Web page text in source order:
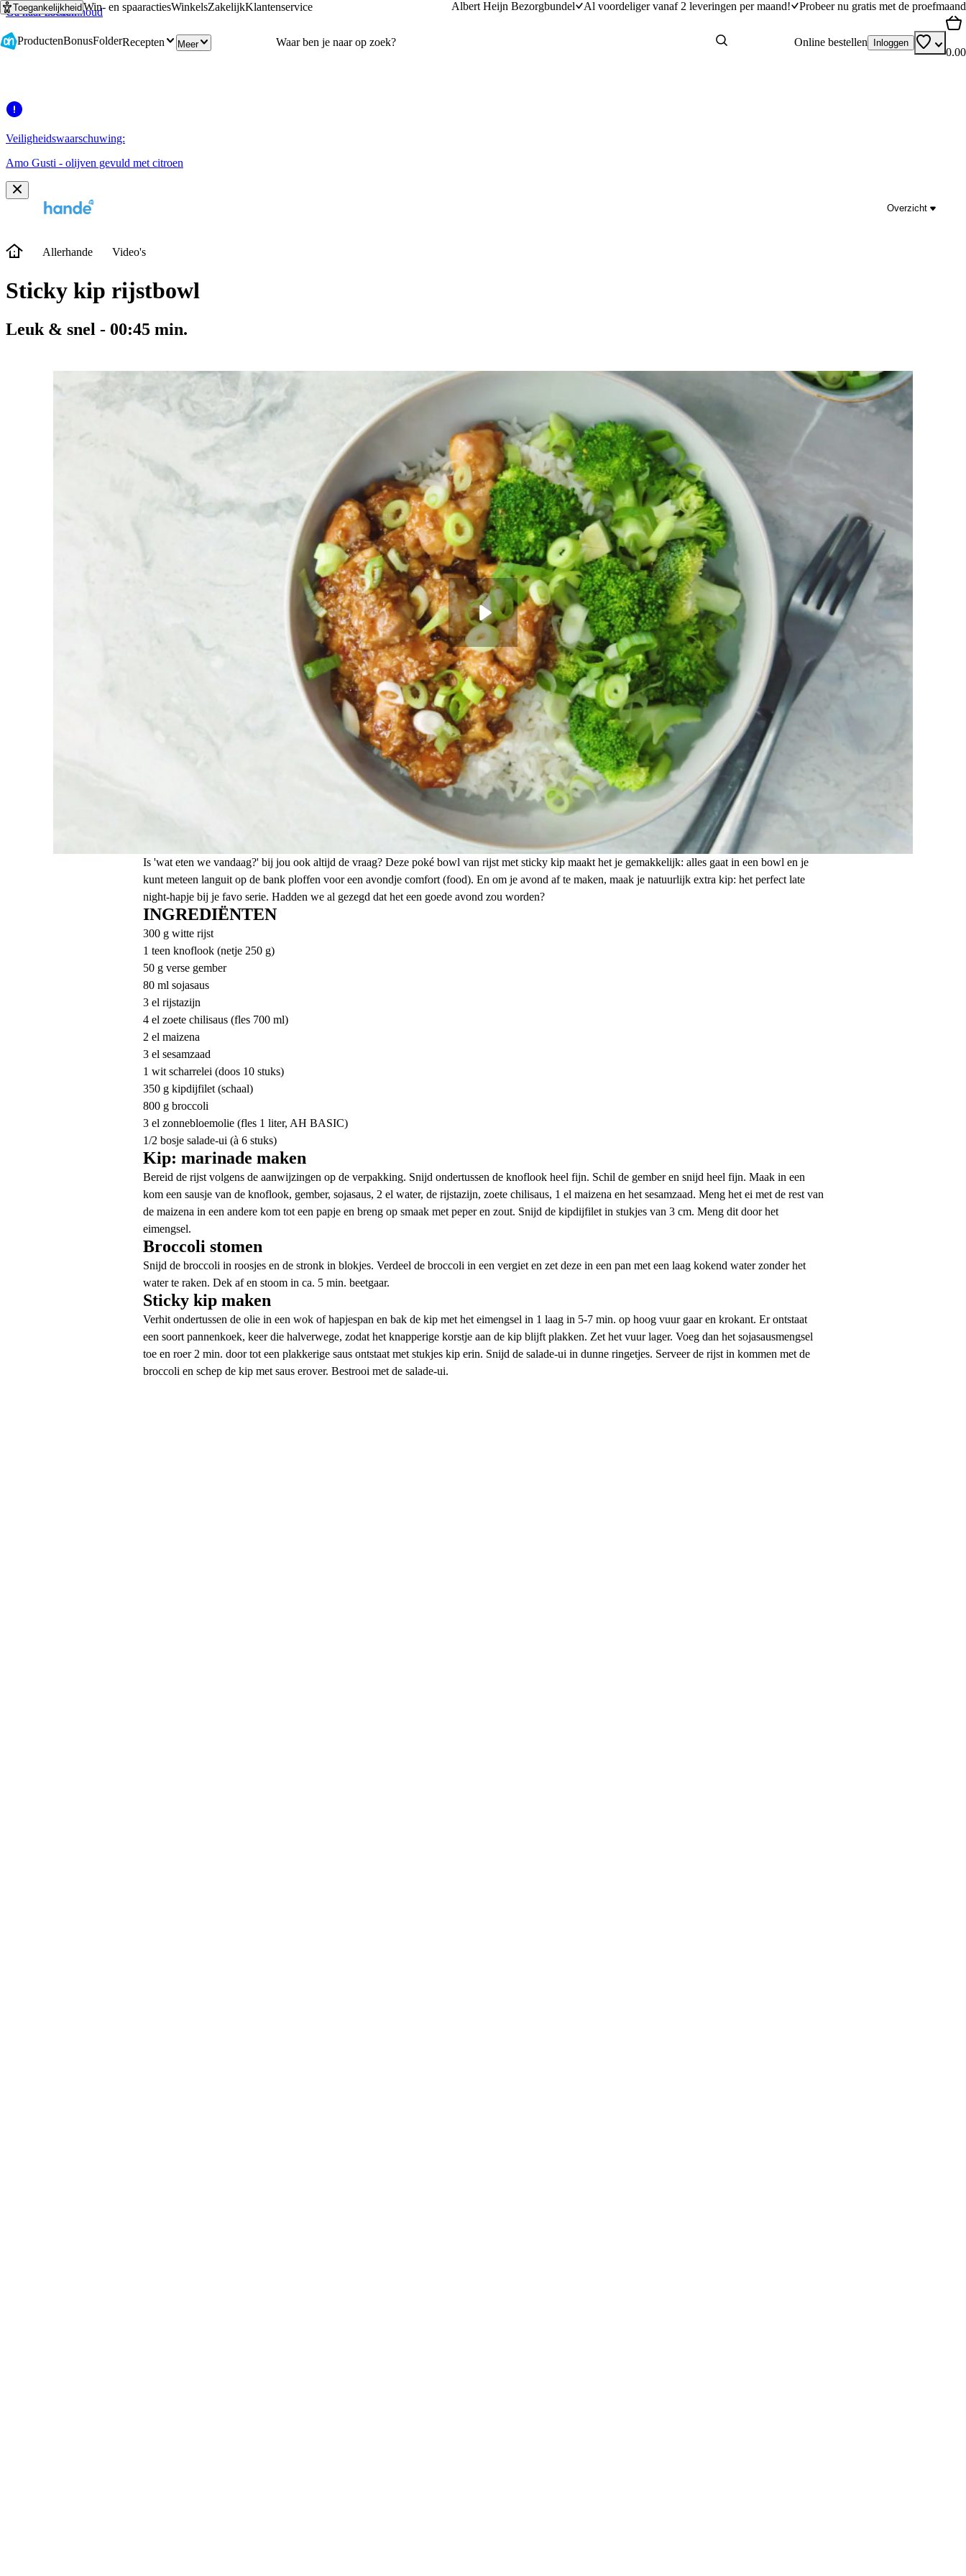
Ga naar hoofdinhoud
Ga naar zoeken
ToegankelijkheidWin- en spaaractiesWinkelsZakelijkKlantenservice Albert Heijn Bezorgbundel Al voordeliger vanaf 2 leveringen per maand! Probeer nu gratis met de proefmaand
ProductenBonusFolderRecepten Meer Online bestellen Inloggen
0.00
Veiligheidswaarschuwing:
Amo Gusti - olijven gevuld met citroen
Overzicht
Allerhande Video's
Sticky kip rijstbowl
Leuk & snel - 00:45 min.
Is 'wat eten we vandaag?' bij jou ook altijd de vraag? Deze poké bowl van rijst met sticky kip maakt het je gemakkelijk: alles gaat in een bowl en je
kunt meteen languit op de bank ploffen voor een avondje comfort (food). En om je avond af te maken, maak je natuurlijk extra kip: het perfect late
night-hapje bij je favo serie. Hadden we al gezegd dat het een goede avond zou worden?
INGREDIËNTEN
300 g witte rijst
1 teen knoflook (netje 250 g)
50 g verse gember
80 ml sojasaus
3 el rijstazijn
4 el zoete chilisaus (fles 700 ml)
2 el maizena
3 el sesamzaad
1 wit scharrelei (doos 10 stuks)
350 g kipdijfilet (schaal)
800 g broccoli
3 el zonnebloemolie (fles 1 liter, AH BASIC)
1/2 bosje salade-ui (à 6 stuks)
Kip: marinade maken
Bereid de rijst volgens de aanwijzingen op de verpakking. Snijd ondertussen de knoflook heel fijn. Schil de gember en snijd heel fijn. Maak in een
kom een sausje van de knoflook, gember, sojasaus, 2 el water, de rijstazijn, zoete chilisaus, 1 el maizena en het sesamzaad. Meng het ei met de rest van
de maizena in een andere kom tot een papje en breng op smaak met peper en zout. Snijd de kipdijfilet in stukjes van 3 cm. Meng dit door het
eimengsel.
Broccoli stomen
Snijd de broccoli in roosjes en de stronk in blokjes. Verdeel de broccoli in een vergiet en zet deze in een pan met een laag kokend water zonder het
water te raken. Dek af en stoom in ca. 5 min. beetgaar.
Sticky kip maken
Verhit ondertussen de olie in een wok of hapjespan en bak de kip met het eimengsel in 1 laag in 5-7 min. op hoog vuur gaar en krokant. Er ontstaat
een soort pannenkoek, keer die halverwege, zodat het knapperige korstje aan de kip blijft plakken. Zet het vuur lager. Voeg dan het sojasausmengsel
toe en roer 2 min. door tot een plakkerige saus ontstaat met stukjes kip erin. Snijd de salade-ui in dunne ringetjes. Serveer de rijst in kommen met de
broccoli en schep de kip met saus erover. Bestrooi met de salade-ui.